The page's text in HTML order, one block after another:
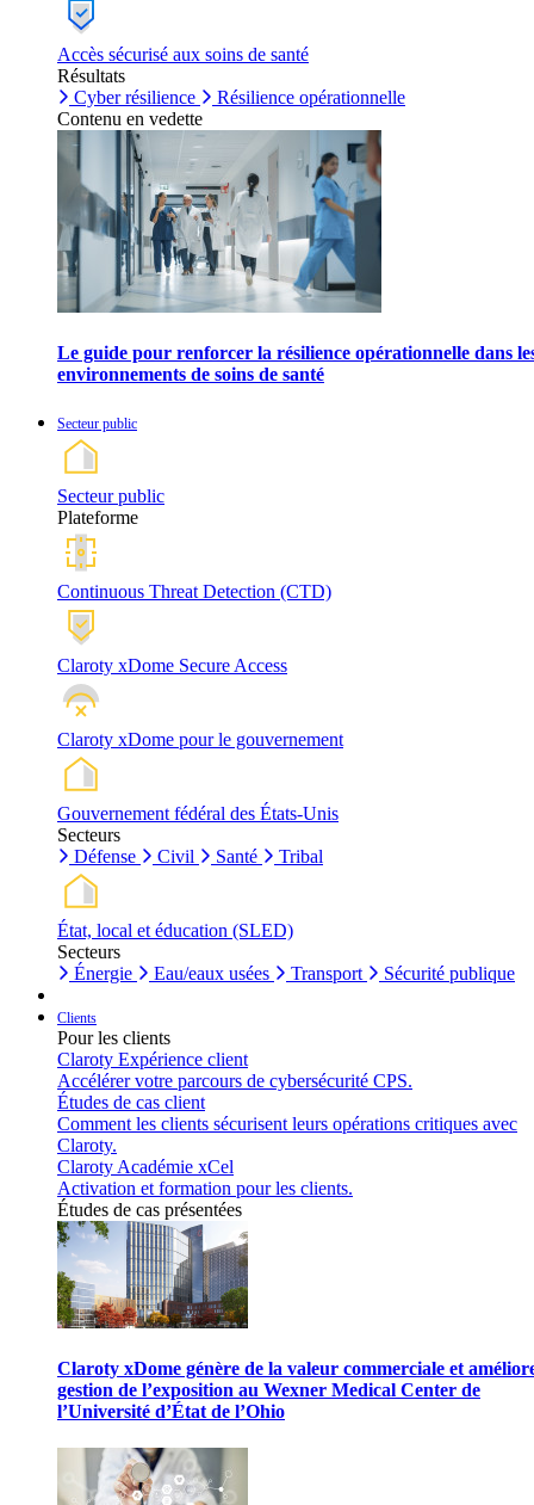
Accès sécurisé aux soins de santé
Résultats
Cyber résilience
Résilience opérationnelle
Contenu en vedette
Le guide pour renforcer la résilience opérationnelle dans
environnements de soins de santé
Secteur public
Secteur public
Plateforme
Continuous Threat Detection (CTD)
Claroty xDome Secure Access
Claroty xDome pour le gouvernement
Gouvernement fédéral des États-Unis
Secteurs
Défense
Civil Santé Tribal
État, local et éducation (SLED)
Secteurs
Énergie
Eau/eaux usées Transport Sécurité publique
Clients
Pour les clients
Claroty Expérience client
Accélérer votre parcours de cybersécurité CPS.
Études de cas client
Comment les clients sécurisent leurs opérations critiques avec
Claroty.
Claroty Académie xCel
Activation et formation pour les clients.
Études de cas présentées
Claroty xDome génère de la valeur commerciale et
gestion de l’exposition au Wexner Medical Center de
l’Université d’État de l’Ohio